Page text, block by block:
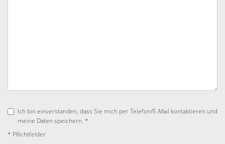
Ich bin einverstanden, dass Sie mich per Telefon/E-Mail kontaktieren und
meine Daten speichern. *
* Pflichtfelder